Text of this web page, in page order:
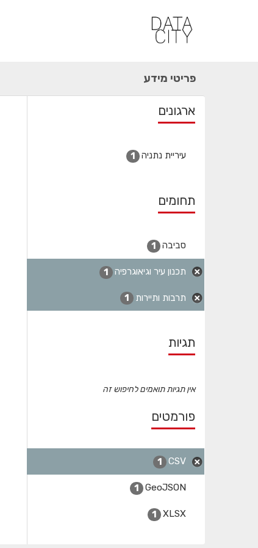
פריטי מידע
ארגונים
עיריית נתניה 1
תחומים
סביבה 1
תכנון עיר וגיאוגרפיה 1
תרבות ותיירות 1
תגיות
אין תגיות תואמים לחיפוש זה
פורמטים
CSV
1
GeoJSON
1
XLSX
1